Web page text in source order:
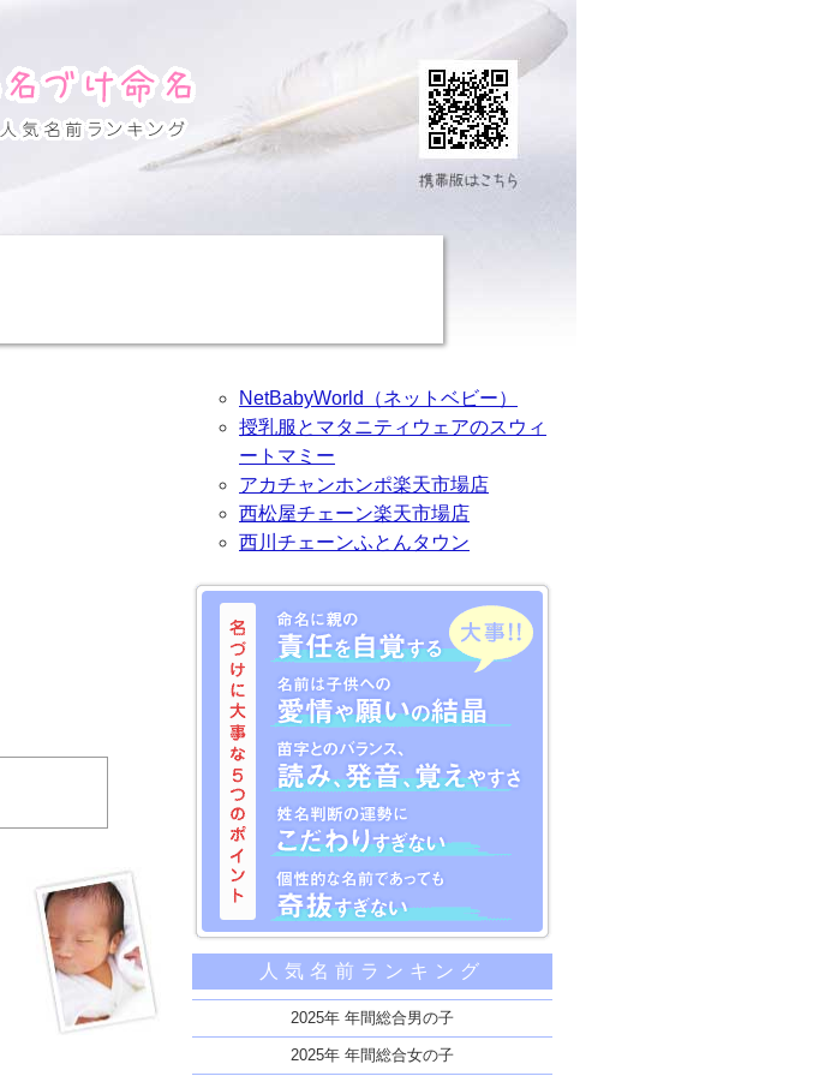
NetBabyWorld（ネットベビー）
授乳服とマタニティウェアのスウィ
ートマミー
アカチャンホンポ楽天市場店
西松屋チェーン楽天市場店
西川チェーンふとんタウン
名づけに大事な5つのポイント
命名に親の責任を自覚する
名前は子供への愛情や願いの結晶
苗字とのバランス、読み、発音、覚えやすさ
姓名判断の運勢にこだわりすぎない
人気名前ランキング
2025年 年間総合男の子
2025年 年間総合女の子